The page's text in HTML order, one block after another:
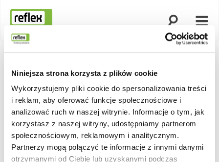
Niniejsza strona korzysta z plików cookie
Wykorzystujemy pliki cookie do spersonalizowania treści
i reklam, aby oferować funkcje społecznościowe i
analizować ruch w naszej witrynie. Informacje o tym, jak
korzystasz z naszej witryny, udostępniamy partnerom
społecznościowym, reklamowym i analitycznym.
Partnerzy mogą połączyć te informacje z innymi danymi
otrzymanymi od Ciebie lub uzyskanymi podczas
Strona główna
Otwórz